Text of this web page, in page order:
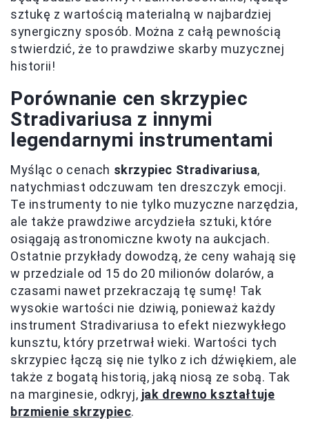
sztukę z wartością materialną w najbardziej
synergiczny sposób. Można z całą pewnością
stwierdzić, że to prawdziwe skarby muzycznej
historii!
Porównanie cen skrzypiec
Stradivariusa z innymi
legendarnymi instrumentami
Myśląc o cenach skrzypiec Stradivariusa,
natychmiast odczuwam ten dreszczyk emocji.
Te instrumenty to nie tylko muzyczne narzędzia,
ale także prawdziwe arcydzieła sztuki, które
osiągają astronomiczne kwoty na aukcjach.
Ostatnie przykłady dowodzą, że ceny wahają się
w przedziale od 15 do 20 milionów dolarów, a
czasami nawet przekraczają tę sumę! Tak
wysokie wartości nie dziwią, ponieważ każdy
instrument Stradivariusa to efekt niezwykłego
kunsztu, który przetrwał wieki. Wartości tych
skrzypiec łączą się nie tylko z ich dźwiękiem, ale
także z bogatą historią, jaką niosą ze sobą. Tak
na marginesie, odkryj, jak drewno kształtuje
brzmienie skrzypiec.